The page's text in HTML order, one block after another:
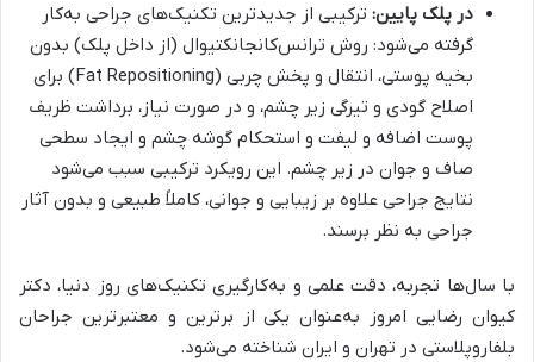
در پلک پایین: ترکیبی از جدیدترین تکنیک‌های جراحی به‌کار
گرفته می‌شود: روش ترانس‌کانجانکتیوال (از داخل پلک) بدون
بخیه پوستی، انتقال و پخش چربی (Fat Repositioning) برای
اصلاح گودی و تیرگی زیر چشم، و در صورت نیاز، برداشت ظریف
پوست اضافه و لیفت و استحکام گوشه چشم و ایجاد سطحی
صاف و جوان در زیر چشم. این رویکرد ترکیبی سبب می‌شود
نتایج جراحی علاوه بر زیبایی و جوانی، کاملاً طبیعی و بدون آثار
جراحی به نظر برسند.
با سال‌ها تجربه، دقت علمی و به‌کارگیری تکنیک‌های روز دنیا، دکتر
کیوان رضایی امروز به‌عنوان یکی از برترین و معتبرترین جراحان
بلفاروپلاستی در تهران و ایران شناخته می‌شود.